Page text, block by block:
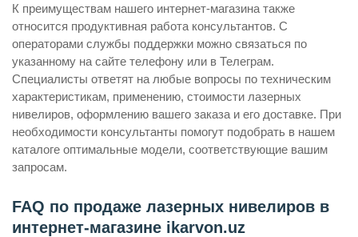
К преимуществам нашего интернет-магазина также
относится продуктивная работа консультантов. С
операторами службы поддержки можно связаться по
указанному на сайте телефону или в Телеграм.
Специалисты ответят на любые вопросы по техническим
характеристикам, применению, стоимости лазерных
нивелиров, оформлению вашего заказа и его доставке. При
необходимости консультанты помогут подобрать в нашем
каталоге оптимальные модели, соответствующие вашим
запросам.
FAQ по продаже лазерных нивелиров в
интернет-магазине ikarvon.uz